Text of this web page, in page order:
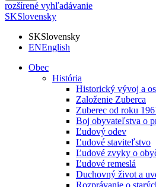
rozšírené vyhľadávanie
SKSlovensky
SKSlovensky
ENEnglish
Obec
História
Historický vývoj a
Založenie Zuberca
Zuberec od roku
Boj obyvateľstva o
Ľudový odev
Ľudové staviteľstvo
Ľudové zvyky o
Ľudové remeslá
Duchovný život a
Rozprávanie o